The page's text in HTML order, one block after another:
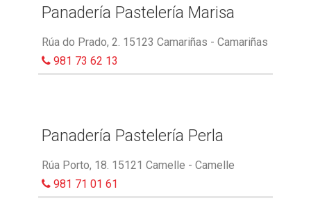
Panadería Pastelería Marisa
Rúa do Prado, 2. 15123 Camariñas - Camariñas
981 73 62 13
Panadería Pastelería Perla
Rúa Porto, 18. 15121 Camelle - Camelle
981 71 01 61